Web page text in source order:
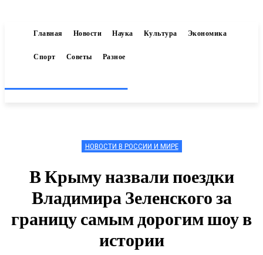
Главная Новости Наука Культура Экономика
Спорт Советы Разное
НОВОСТИ В РОССИИ И МИРЕ
В Крыму назвали поездки
Владимира Зеленского за
границу самым дорогим шоу в
истории